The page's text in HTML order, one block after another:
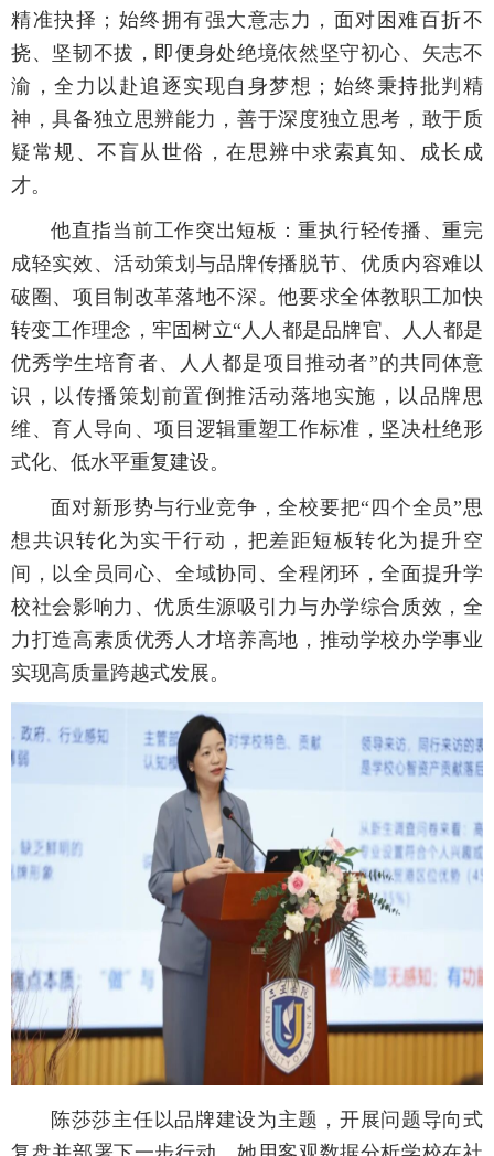
精准抉择；始终拥有强大意志力，面对困难百折不
挠、坚韧不拔，即便身处绝境依然坚守初心、矢志不
渝，全力以赴追逐实现自身梦想；始终秉持批判精
神，具备独立思辨能力，善于深度独立思考，敢于质
疑常规、不盲从世俗，在思辨中求索真知、成长成
才。
他直指当前工作突出短板：重执行轻传播、重完
成轻实效、活动策划与品牌传播脱节、优质内容难以
破圈、项目制改革落地不深。他要求全体教职工加快
转变工作理念，牢固树立“人人都是品牌官、人人都是
优秀学生培育者、人人都是项目推动者”的共同体意
识，以传播策划前置倒推活动落地实施，以品牌思
维、育人导向、项目逻辑重塑工作标准，坚决杜绝形
式化、低水平重复建设。
面对新形势与行业竞争，全校要把“四个全员”思
想共识转化为实干行动，把差距短板转化为提升空
间，以全员同心、全域协同、全程闭环，全面提升学
校社会影响力、优质生源吸引力与办学综合质效，全
力打造高素质优秀人才培养高地，推动学校办学事业
实现高质量跨越式发展。
陈莎莎主任以品牌建设为主题，开展问题导向式